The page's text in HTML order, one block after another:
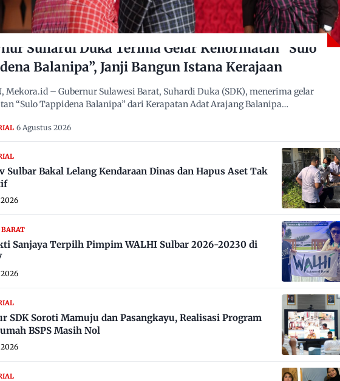
Suhardi Duka Terima Gelar Kehormatan “Sulo
Balanipa”, Janji Bangun Istana Kerajaan
Mekora.id – Gubernur Sulawesi Barat, Suhardi Duka (SDK), menerima gelar
“Sulo Tappidena Balanipa” dari Kerapatan Adat Arajang Balanipa…
6 Agustus 2026
Sulbar Bakal Lelang Kendaraan Dinas dan Hapus Aset Tak
BARAT
Sanjaya Terpilh Pimpim WALHI Sulbar 2026-20230 di
SDK Soroti Mamuju dan Pasangkayu, Realisasi Program
BSPS Masih Nol